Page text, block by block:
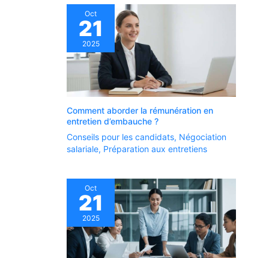
Oct
21
2025
Comment aborder la rémunération en
entretien d’embauche ?
Conseils pour les candidats, Négociation
salariale, Préparation aux entretiens
Oct
21
2025